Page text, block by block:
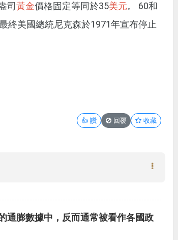
司黃金價格固定等同於35美元。 60和
終美國總統尼克森於1971年宣布停止
👍 讚 回覆 收藏
通膨數據中，反而通常被看作各國政